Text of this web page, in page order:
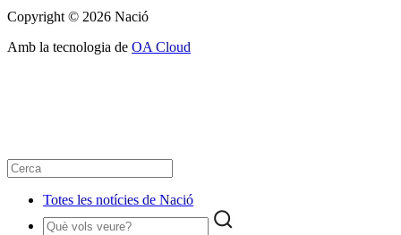
Copyright © 2026 Nació
Amb la tecnologia de OA Cloud
Totes les notícies de Nació